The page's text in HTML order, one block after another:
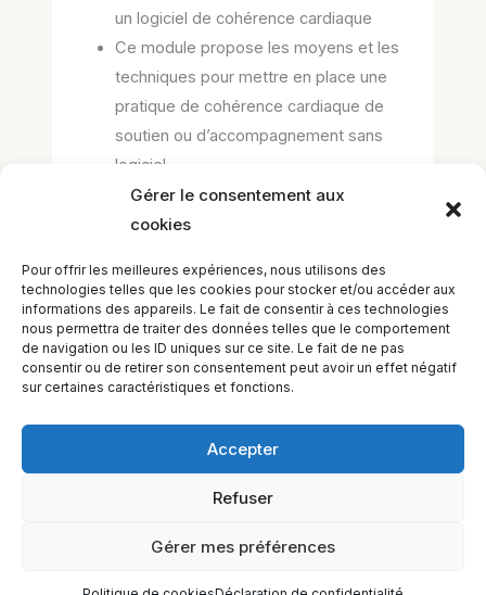
Gérer le consentement aux
cookies
Pour offrir les meilleures expériences, nous utilisons des
technologies telles que les cookies pour stocker et/ou accéder aux
informations des appareils. Le fait de consentir à ces technologies
nous permettra de traiter des données telles que le comportement
de navigation ou les ID uniques sur ce site. Le fait de ne pas
consentir ou de retirer son consentement peut avoir un effet négatif
sur certaines caractéristiques et fonctions.
Accepter
Refuser
Gérer mes préférences
un logiciel de cohérence cardiaque
Ce module propose les moyens et les
techniques pour mettre en place une
pratique de cohérence cardiaque de
soutien ou d’accompagnement sans
logiciel
gestion du cours, demander au secrétariat <--
←Leçon précédent
H1Y 2J9 Canada